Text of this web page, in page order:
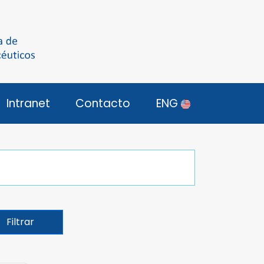
Intranet Contacto ENG
Filtrar